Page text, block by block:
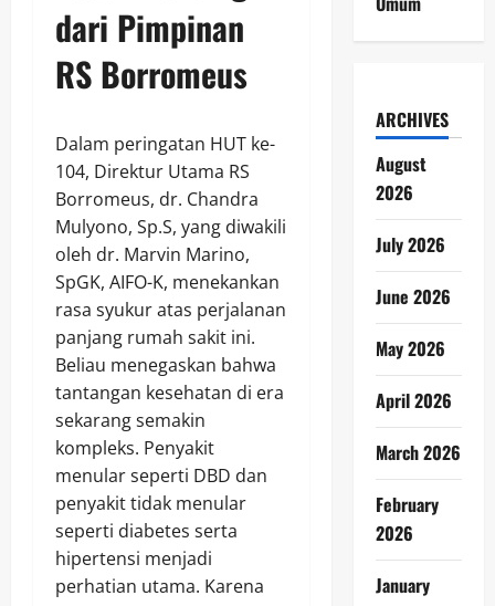
dari Pimpinan
RS Borromeus
Dalam peringatan HUT ke-
104, Direktur Utama RS
Borromeus, dr. Chandra
Mulyono, Sp.S, yang diwakili
oleh dr. Marvin Marino,
SpGK, AIFO-K, menekankan
rasa syukur atas perjalanan
panjang rumah sakit ini.
Beliau menegaskan bahwa
tantangan kesehatan di era
sekarang semakin
kompleks. Penyakit
menular seperti DBD dan
penyakit tidak menular
seperti diabetes serta
hipertensi menjadi
perhatian utama. Karena
ARCHIVES
August
2026
July 2026
June 2026
May 2026
April 2026
March 2026
February
2026
January